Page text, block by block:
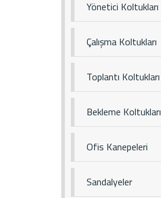
Yönetici Koltukları
Çalışma Koltukları
Toplantı Koltukları
Bekleme Koltukları
Ofis Kanepeleri
Sandalyeler